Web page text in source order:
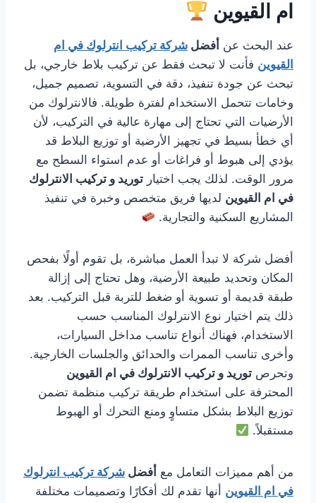
ام القيوين
عند البحث عن أفضل شركة تركيب انترلوك في ام
القيوين فأنت لا تبحث فقط عن تركيب بلاط خارجي، بل
تبحث عن جودة تنفيذ، دقة في التسوية، تصميم جميل،
وخامات تتحمل الاستخدام لفترة طويلة. فالانترلوك من
الأرضيات التي تحتاج إلى مهارة عالية في التركيب، لأن
أي خطأ بسيط في تجهيز الأرضية أو توزيع البلاط قد
يؤدي إلى هبوط أو فراغات أو عدم استواء السطح مع
مرور الوقت. لذلك يجب اختيار توريد و تركيب الانترلوك
في ام القيوين لديها فريق متخصص وخبرة في تنفيذ
المشاريع السكنية والتجارية.
أفضل شركة لا تبدأ العمل مباشرة، بل تقوم أولًا بفحص
المكان وتحديد طبيعة الأرضية، وهل تحتاج إلى إزالة
طبقة قديمة أو تسوية أو ضغط للتربة قبل التركيب. بعد
ذلك يتم اختيار نوع الانترلوك المناسب حسب
الاستخدام، فهناك أنواع تناسب مداخل السيارات،
وأخرى تناسب الممرات والحدائق والجلسات الخارجية.
وتحرص توريد و تركيب الانترلوك في ام القيوين
المحترفة على استخدام طريقة تركيب منظمة تضمن
توزيع البلاط بشكل متساوٍ ومنع التحرك أو الهبوط
مستقبلاً.
من أهم مميزات التعامل مع أفضل شركة تركيب انترلوك
في ام القيوين أنها تقدم لك أفكارًا وتصميمات مختلفة